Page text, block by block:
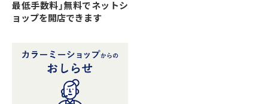
最低手数料」無料でネットシ
ョップを開店できます